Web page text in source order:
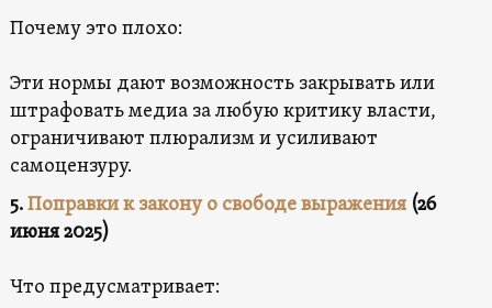
Почему это плохо:
Эти нормы дают возможность закрывать или
штрафовать медиа за любую критику власти,
ограничивают плюрализм и усиливают
самоцензуру.
5.Поправки к закону о свободе выражения(26
июня 2025)
Что предусматривает: